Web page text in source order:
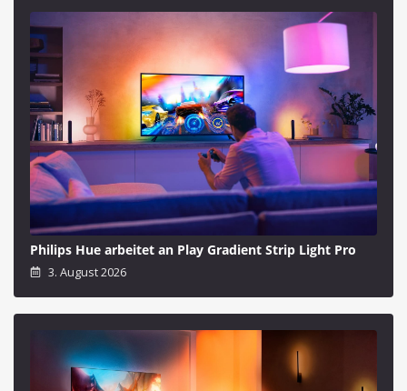
Philips Hue arbeitet an Play Gradient Strip Light Pro
3. August 2026